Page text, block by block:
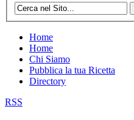
Home
Home
Chi Siamo
Pubblica la tua Ricetta
Directory
RSS